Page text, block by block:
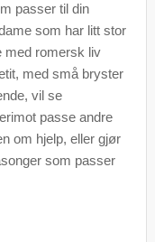
passer til din
som har litt stor
med romersk liv
med små bryster
vil se
passe andre
om hjelp, eller gjør
som passer